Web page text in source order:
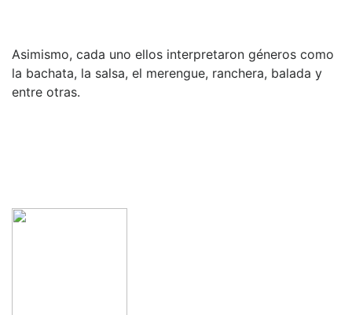
Asimismo, cada uno ellos interpretaron géneros como
la bachata, la salsa, el merengue, ranchera, balada y
entre otras.
Te doy la bienvenida
Email Address